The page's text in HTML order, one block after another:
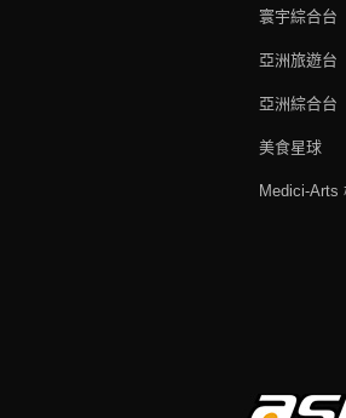
寰宇綜合台
亞洲旅遊台
亞洲綜合台
美食星球
Medici-Arts